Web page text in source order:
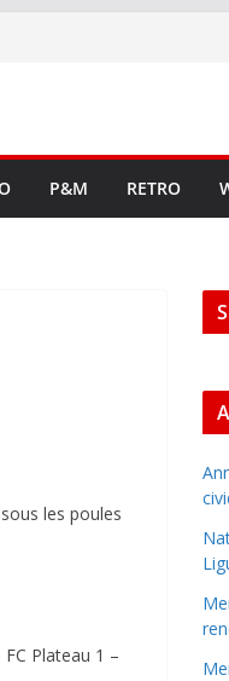
P&M RETRO
les poules
Plateau 1 –